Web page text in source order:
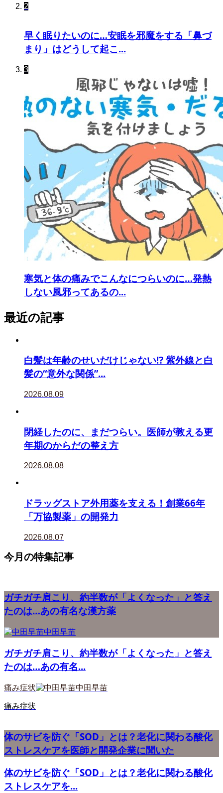
2
早く眠りたいのに…安眠を邪魔をする「鼻づ
まり」はどうして起こ...
3
寒気と体の痛みでこんなにつらいのに…発熱
しない風邪ってあるの...
最近の記事
白髪は年齢のせいだけじゃない⁉ 紫外線と白
髪の“意外な関係”...
2026.08.09
閉経したのに、まだつらい。医師が教える更
年期のからだの整え方
2026.08.08
ドラッグストア外用薬を支える！創業66年
「万協製薬」の開発力
2026.08.07
今月の特集記事
ガチガチ肩こり、約半数が「よくなった」と答え
たのは…あの有名な漢方薬
中田早苗
ガチガチ肩こり、約半数が「よくなった」と答え
たのは…あの有名...
痛み症状 中田早苗
痛み症状
体のサビを防ぐ「SOD」とは？老化に関わる酸化
ストレスケアを医師と開発企業に聞いた
体のサビを防ぐ「SOD」とは？老化に関わる酸化
ストレスケアを...